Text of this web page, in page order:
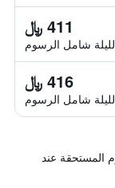
411 ﷼
شامل الرسوم
416 ﷼
شامل الرسوم
المستحقة عند